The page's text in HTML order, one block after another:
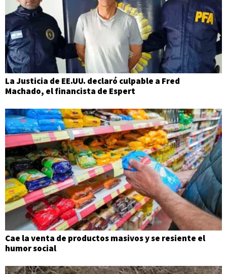
La Justicia de EE.UU. declaró culpable a Fred
Machado, el financista de Espert
Cae la venta de productos masivos y se resiente el
humor social